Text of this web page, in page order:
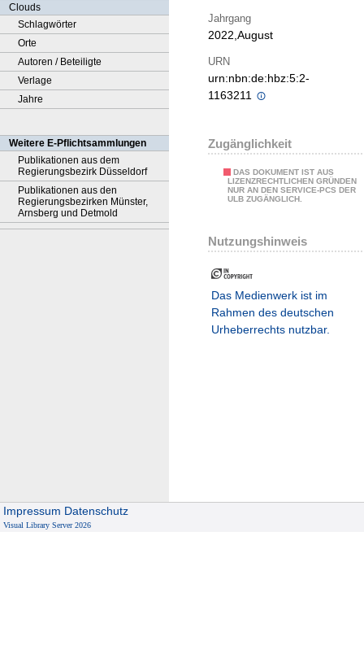
Clouds
Schlagwörter
Orte
Autoren / Beteiligte
Verlage
Jahre
Weitere E-Pflichtsammlungen
Publikationen aus dem
Regierungsbezirk Düsseldorf
Publikationen aus den
Regierungsbezirken Münster,
Arnsberg und Detmold
Jahrgang
2022,August
URN
urn:nbn:de:hbz:5:2-
1163211
Zugänglichkeit
DAS DOKUMENT IST AUS
LIZENZRECHTLICHEN GRÜNDEN
NUR AN DEN SERVICE-PCS DER
ULB ZUGÄNGLICH.
Nutzungshinweis
Das Medienwerk ist im
Rahmen des deutschen
Urheberrechts nutzbar.
Impressum Datenschutz
Visual Library Server 2026